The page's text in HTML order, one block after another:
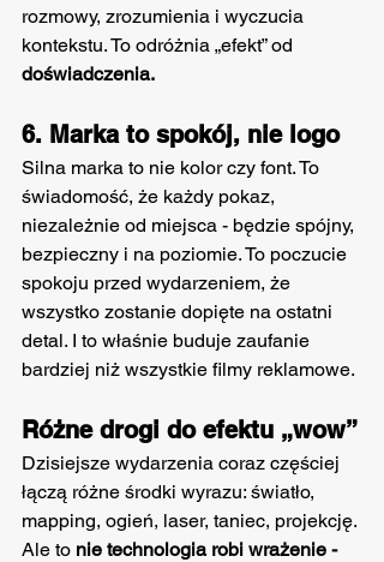
rozmowy, zrozumienia i wyczucia
kontekstu. To odróżnia „efekt” od
doświadczenia.
6. Marka to spokój, nie logo
Silna marka to nie kolor czy font. To
świadomość, że każdy pokaz,
niezależnie od miejsca - będzie spójny,
bezpieczny i na poziomie. To poczucie
spokoju przed wydarzeniem, że
wszystko zostanie dopięte na ostatni
detal. I to właśnie buduje zaufanie
bardziej niż wszystkie filmy reklamowe.
Różne drogi do efektu „wow”
Dzisiejsze wydarzenia coraz częściej
łączą różne środki wyrazu: światło,
mapping, ogień, laser, taniec, projekcję.
Ale to nie technologia robi wrażenie -